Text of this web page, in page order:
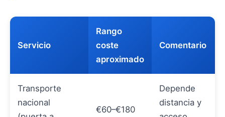
Servicio
Rango
coste
aproximado
Comentario
Transporte
nacional
€60–€180
Depende
distancia y